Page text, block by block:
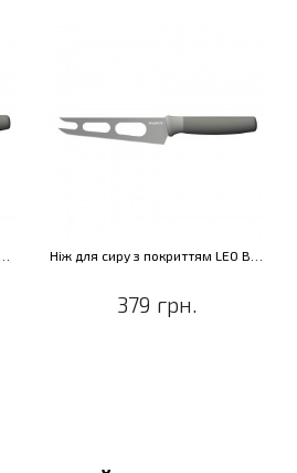
379 грн.